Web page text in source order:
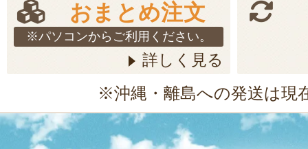
おまとめ注文
※パソコンからご利用ください。
詳しく見る
※沖縄・離島への発送は現